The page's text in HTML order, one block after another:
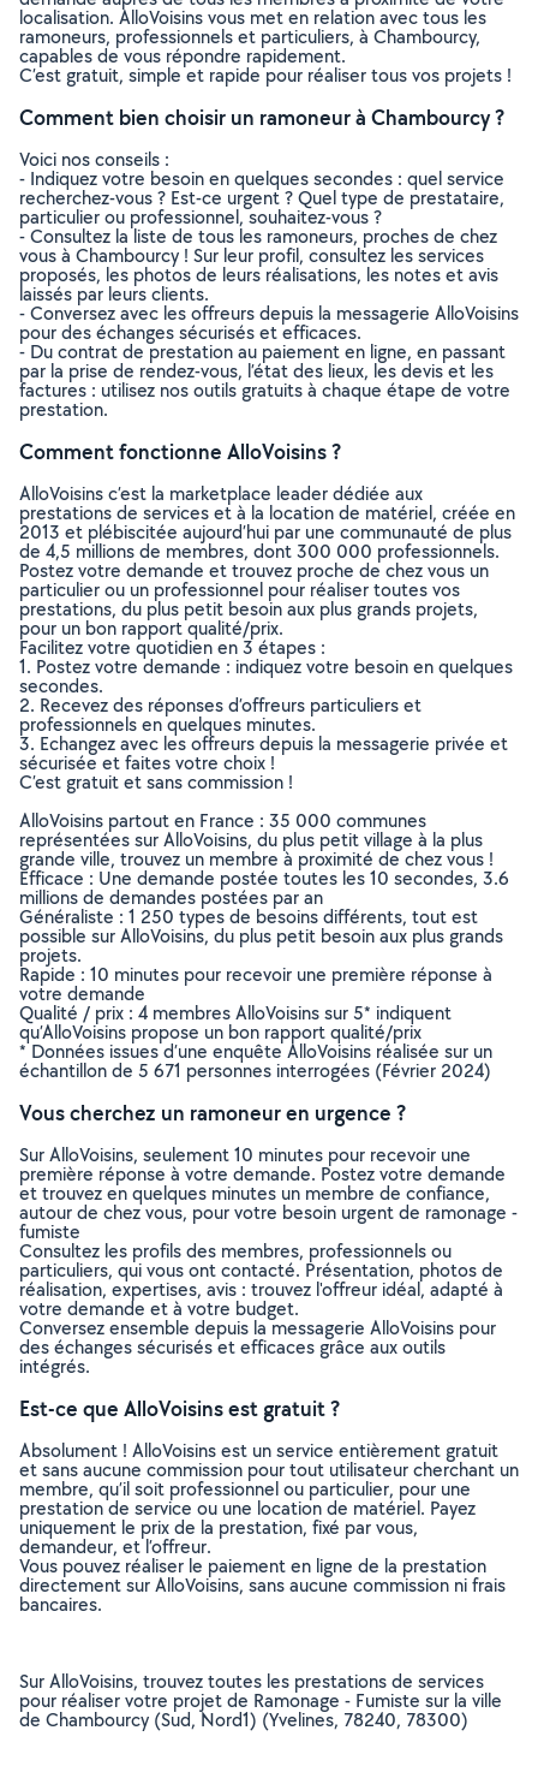
localisation. AlloVoisins vous met en relation avec tous les
ramoneurs, professionnels et particuliers, à Chambourcy,
capables de vous répondre rapidement.
C’est gratuit, simple et rapide pour réaliser tous vos projets !
Comment bien choisir un ramoneur à Chambourcy ?
Voici nos conseils :
- Indiquez votre besoin en quelques secondes : quel service
recherchez-vous ? Est-ce urgent ? Quel type de prestataire,
particulier ou professionnel, souhaitez-vous ?
- Consultez la liste de tous les ramoneurs, proches de chez
vous à Chambourcy ! Sur leur profil, consultez les services
proposés, les photos de leurs réalisations, les notes et avis
laissés par leurs clients.
- Conversez avec les offreurs depuis la messagerie AlloVoisins
pour des échanges sécurisés et efficaces.
- Du contrat de prestation au paiement en ligne, en passant
par la prise de rendez-vous, l’état des lieux, les devis et les
factures : utilisez nos outils gratuits à chaque étape de votre
prestation.
Comment fonctionne AlloVoisins ?
AlloVoisins c’est la marketplace leader dédiée aux
prestations de services et à la location de matériel, créée en
2013 et plébiscitée aujourd’hui par une communauté de plus
de 4,5 millions de membres, dont 300 000 professionnels.
Postez votre demande et trouvez proche de chez vous un
particulier ou un professionnel pour réaliser toutes vos
prestations, du plus petit besoin aux plus grands projets,
pour un bon rapport qualité/prix.
Facilitez votre quotidien en 3 étapes :
1. Postez votre demande : indiquez votre besoin en quelques
secondes.
2. Recevez des réponses d’offreurs particuliers et
professionnels en quelques minutes.
3. Echangez avec les offreurs depuis la messagerie privée et
sécurisée et faites votre choix !
C’est gratuit et sans commission !
AlloVoisins partout en France : 35 000 communes
représentées sur AlloVoisins, du plus petit village à la plus
grande ville, trouvez un membre à proximité de chez vous !
Efficace : Une demande postée toutes les 10 secondes, 3.6
millions de demandes postées par an
Généraliste : 1 250 types de besoins différents, tout est
possible sur AlloVoisins, du plus petit besoin aux plus grands
projets.
Rapide : 10 minutes pour recevoir une première réponse à
votre demande
Qualité / prix : 4 membres AlloVoisins sur 5* indiquent
qu’AlloVoisins propose un bon rapport qualité/prix
* Données issues d’une enquête AlloVoisins réalisée sur un
échantillon de 5 671 personnes interrogées (Février 2024)
Vous cherchez un ramoneur en urgence ?
Sur AlloVoisins, seulement 10 minutes pour recevoir une
première réponse à votre demande. Postez votre demande
et trouvez en quelques minutes un membre de confiance,
autour de chez vous, pour votre besoin urgent de ramonage -
fumiste
Consultez les profils des membres, professionnels ou
particuliers, qui vous ont contacté. Présentation, photos de
réalisation, expertises, avis : trouvez l'offreur idéal, adapté à
votre demande et à votre budget.
Conversez ensemble depuis la messagerie AlloVoisins pour
des échanges sécurisés et efficaces grâce aux outils
intégrés.
Est-ce que AlloVoisins est gratuit ?
Absolument ! AlloVoisins est un service entièrement gratuit
et sans aucune commission pour tout utilisateur cherchant un
membre, qu’il soit professionnel ou particulier, pour une
prestation de service ou une location de matériel. Payez
uniquement le prix de la prestation, fixé par vous,
demandeur, et l’offreur.
Vous pouvez réaliser le paiement en ligne de la prestation
directement sur AlloVoisins, sans aucune commission ni frais
bancaires.
Sur AlloVoisins, trouvez toutes les prestations de services
pour réaliser votre projet de Ramonage - Fumiste sur la ville
de Chambourcy (Sud, Nord1) (Yvelines, 78240, 78300)